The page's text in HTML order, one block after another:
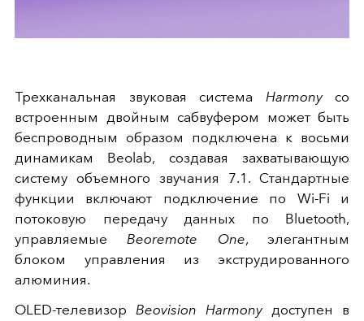
Трехканальная звуковая система Harmonyсо
встроенным двойным сабвуфером может быть
беспроводным образом подключена к восьми
динамикам Beolab, создавая захватывающую
систему объемного звучания 7.1. Стандартные
функции включают подключение по Wi-Fi и
потоковую передачу данных по Bluetooth,
управляемыеBeoremote One, элегантным
блоком управления из экструдированного
алюминия.
OLED-телевизор Beovision Harmonyдоступен в